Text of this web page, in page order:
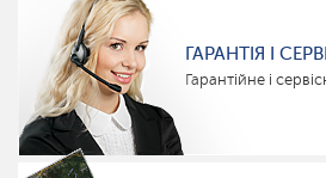
ГАРАНТІЯ І
Гарантійне і